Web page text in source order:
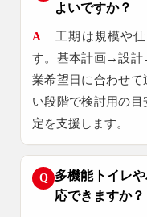
よいですか？
A
工期は規模や
す。基本計画→設
業希望日に合わせ
い段階で検討用の
定を支援します。
Q
多機能トイレ
応できますか？